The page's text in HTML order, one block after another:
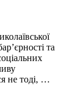
та
не тоді, …